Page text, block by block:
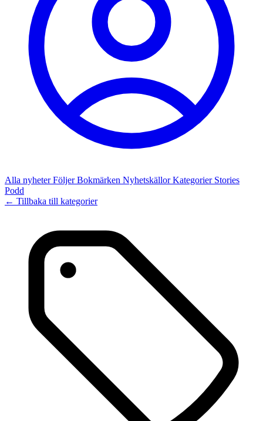
Alla nyheterFöljerBokmärken NyhetskällorKategorier Stories
Podd
← Tillbaka till kategorier